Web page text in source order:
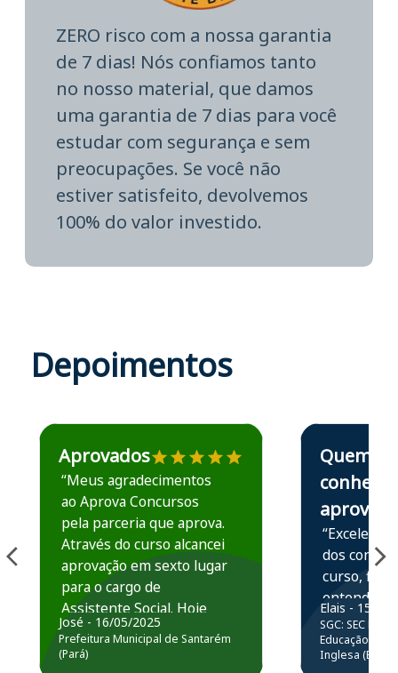
ZERO risco com a nossa garantia
de 7 dias! Nós confiamos tanto
no nosso material, que damos
uma garantia de 7 dias para você
estudar com segurança e sem
preocupações. Se você não
estiver satisfeito, devolvemos
100% do valor investido.
Depoimentos
Estudante José recomenda o Aprova Concursos em
Aprovados
“Meus agradecimentos
ao Aprova Concursos
pela parceria que aprova.
Através do curso alcancei
aprovação em sexto lugar
para o cargo de
Assistente Social. Hoje
estou atuando na
Prefeitura de Santarém.
José - 16/05/2025
Prefeitura Municipal de Santarém
(Pará)
Estudante Elais
Quem
conhece,
aprova
“Excelente
dos
curso,
entender e
prática
resolução
questões.”
Elais - 15/07/
SGC: SEC BA
Educação
Inglesa (Edital